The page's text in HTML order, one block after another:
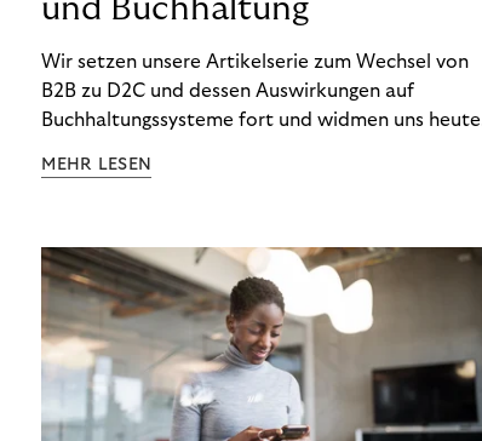
und Buchhaltung
Wir setzen unsere Artikelserie zum Wechsel von
B2B zu D2C und dessen Auswirkungen auf
Buchhaltungssysteme fort und widmen uns heute
im D2C-Bereich.
MEHR LESEN